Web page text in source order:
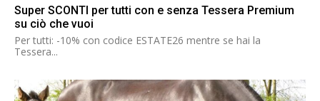
Super SCONTI per tutti con e senza Tessera Premium
su ciò che vuoi
Per tutti: -10% con codice ESTATE26 mentre se hai la
Tessera...